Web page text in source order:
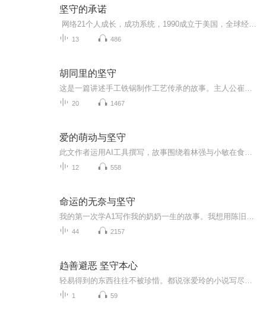
坚守的承诺
13 486
胡同里的坚守
20 1467
爱的萌动与坚守
12 558
命运的无奈与坚守
44 2157
趋善避恶 坚守本心
1 59